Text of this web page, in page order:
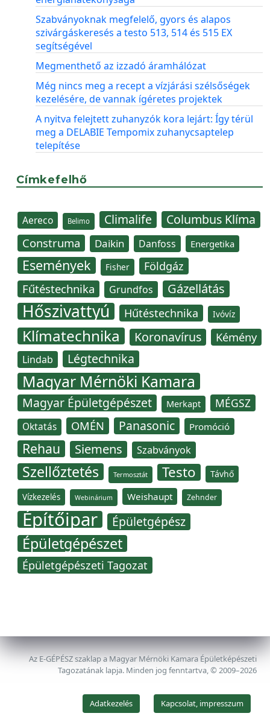
Szabványoknak megfelelő, gyors és alapos
szivárgáskeresés a testo 513, 514 és 515 EX
segítségével
Megmenthető az izzadó áramhálózat
Még nincs meg a recept a vízjárási szélsőségek
kezelésére, de vannak ígéretes projektek
A nyitva felejtett zuhanyzók kora lejárt: Így térül
meg a DELABIE Tempomix zuhanycsaptelep
telepítése
Címkefelhő
Aereco Belimo Climalife Columbus Klíma
Construma Daikin Danfoss Energetika
Események Fisher Földgáz
Fűtéstechnika Grundfos Gázellátás
Hőszivattyú Hűtéstechnika Ivóvíz
Klímatechnika Koronavírus Kémény
Lindab Légtechnika
Magyar Mérnöki Kamara
Magyar Épületgépészet Merkapt MÉGSZ
Oktatás OMÉN Panasonic Promóció
Rehau Siemens Szabványok
Szellőztetés Termosztát Testo Távhő
Vízkezelés Webinárium Weishaupt Zehnder
Építőipar Épületgépész
Épületgépészet
Épületgépészeti Tagozat
Az E-GÉPÉSZ szaklap a Magyar Mérnöki Kamara Épületképészeti
Tagozatának lapja. Minden jog fenntartva, © 2009–2026
Adatkezelés Kapcsolat, impresszum